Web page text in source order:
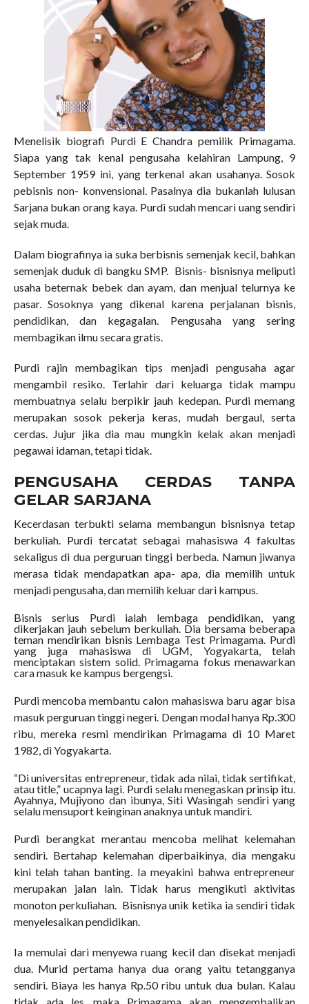
Menelisik biografi Purdi E Chandra pemilik Primagama.
Siapa yang tak kenal pengusaha kelahiran Lampung, 9
September 1959 ini, yang terkenal akan usahanya. Sosok
pebisnis non- konvensional. Pasalnya dia bukanlah lulusan
Sarjana bukan orang kaya. Purdi sudah mencari uang sendiri
sejak muda.
Dalam biografinya ia suka berbisnis semenjak kecil, bahkan
semenjak duduk di bangku SMP. Bisnis- bisnisnya meliputi
usaha beternak bebek dan ayam, dan menjual telurnya ke
pasar. Sosoknya yang dikenal karena perjalanan bisnis,
pendidikan, dan kegagalan. Pengusaha yang sering
membagikan ilmu secara gratis.
Purdi rajin membagikan tips menjadi pengusaha agar
mengambil resiko. Terlahir dari keluarga tidak mampu
membuatnya selalu berpikir jauh kedepan. Purdi memang
merupakan sosok pekerja keras, mudah bergaul, serta
cerdas. Jujur jika dia mau mungkin kelak akan menjadi
pegawai idaman, tetapi tidak.
PENGUSAHA CERDAS TANPA
GELAR SARJANA
Kecerdasan terbukti selama membangun bisnisnya tetap
berkuliah. Purdi tercatat sebagai mahasiswa 4 fakultas
sekaligus di dua perguruan tinggi berbeda. Namun jiwanya
merasa tidak mendapatkan apa- apa, dia memilih untuk
menjadi pengusaha, dan memilih keluar dari kampus.
Bisnis serius Purdi ialah lembaga pendidikan, yang
dikerjakan jauh sebelum berkuliah. Dia bersama beberapa
teman mendirikan bisnis Lembaga Test Primagama. Purdi
yang juga mahasiswa di UGM, Yogyakarta, telah
menciptakan sistem solid. Primagama fokus menawarkan
cara masuk ke kampus bergengsi.
Purdi mencoba membantu calon mahasiswa baru agar bisa
masuk perguruan tinggi negeri. Dengan modal hanya Rp.300
ribu, mereka resmi mendirikan Primagama di 10 Maret
1982, di Yogyakarta.
“Di universitas entrepreneur, tidak ada nilai, tidak sertifikat,
atau title,” ucapnya lagi. Purdi selalu menegaskan prinsip itu.
Ayahnya, Mujiyono dan ibunya, Siti Wasingah sendiri yang
selalu mensuport keinginan anaknya untuk mandiri.
Purdi berangkat merantau mencoba melihat kelemahan
sendiri. Bertahap kelemahan diperbaikinya, dia mengaku
kini telah tahan banting. Ia meyakini bahwa entrepreneur
merupakan jalan lain. Tidak harus mengikuti aktivitas
monoton perkuliahan. Bisnisnya unik ketika ia sendiri tidak
menyelesaikan pendidikan.
Ia memulai dari menyewa ruang kecil dan disekat menjadi
dua. Murid pertama hanya dua orang yaitu tetangganya
sendiri. Biaya les hanya Rp.50 ribu untuk dua bulan. Kalau